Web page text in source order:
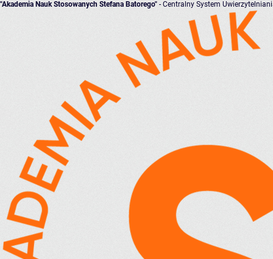
"Akademia Nauk Stosowanych Stefana Batorego" - Centralny System